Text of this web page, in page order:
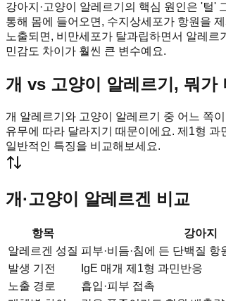
강아지·고양이 알레르기의 핵심 원인은 '털'
통해 몸에 들어오면, 수지상세포가 항원을
노출되면, 비만세포가 탈과립하면서 알레
민감도 차이가 훨씬 큰 변수예요.
개 vs 고양이 알레르기, 뭐가
개 알레르기와 고양이 알레르기 중 어느 쪽
유무에 따라 달라지기 때문이에요. 제1형
일반적인 특징을 비교해보세요.
개·고양이 알레르겐 비교
항목 강아지
알레르겐 성질 피부·비듬·침에 든 단백질 항
발생 기전
IgE 매개 제1형 과민반응
노출 경로
흡입·피부 접촉